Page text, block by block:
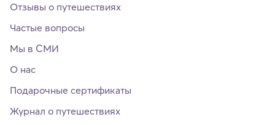
Отзывы о путешествиях
Частые вопросы
Мы в СМИ
О нас
Подарочные сертификаты
Журнал о путешествиях